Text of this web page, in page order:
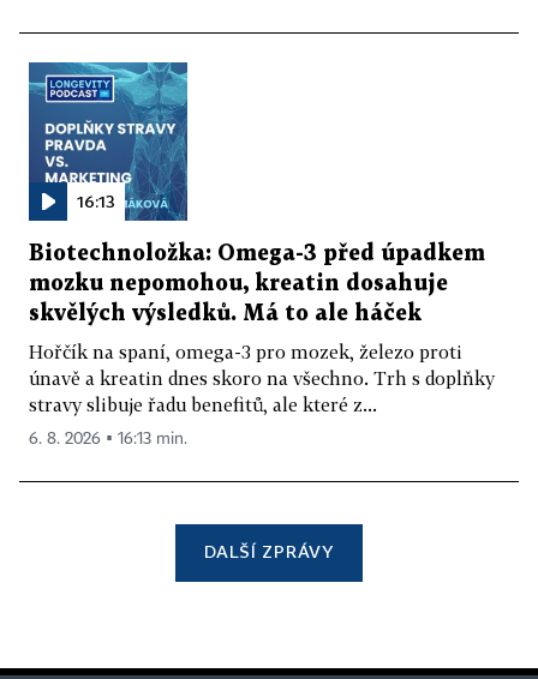
16:13
Biotechnoložka: Omega-3 před úpadkem
mozku nepomohou, kreatin dosahuje
skvělých výsledků. Má to ale háček
Hořčík na spaní, omega-3 pro mozek, železo proti
únavě a kreatin dnes skoro na všechno. Trh s doplňky
stravy slibuje řadu benefitů, ale které z...
6. 8. 2026 ▪ 16:13 min.
DALŠÍ ZPRÁVY